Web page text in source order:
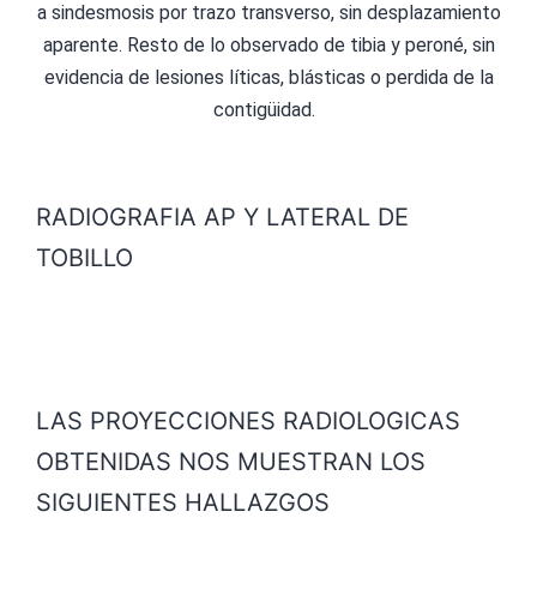
a sindesmosis por trazo transverso, sin desplazamiento
aparente. Resto de lo observado de tibia y peroné, sin
evidencia de lesiones líticas, blásticas o perdida de la
contigüidad.
RADIOGRAFIA AP Y LATERAL DE
TOBILLO
LAS PROYECCIONES RADIOLOGICAS
OBTENIDAS NOS MUESTRAN LOS
SIGUIENTES HALLAZGOS